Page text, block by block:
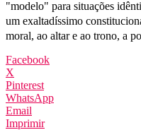
"modelo" para situações
um exaltadíssimo
moral, ao altar e ao trono, a
Facebook
X
Pinterest
WhatsApp
Email
Imprimir